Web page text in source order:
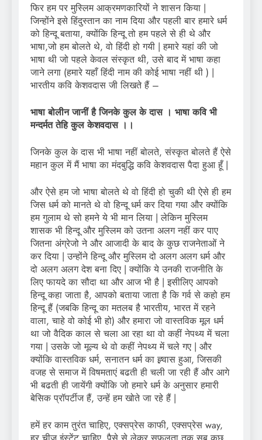
फिर हम पर मुस्लिम आक्रमणकारियों ने शासन किया |
जिन्होंने इसे हिंदुस्तान का नाम दिया और पहली बार हमारे धर्म
को हिन्दू बताया, क्योंकि हिन्दू तो हम पहले से ही थे और
भाषा,जो हम बोलते थे, वो हिंदी हो गयी | हमारे यहां की जो
भाषा थी जो पहले केवल संस्कृत थी, उसे बाद में भाषा कहा
जाने लगा (हमारे यहाँ हिंदी नाम की कोई भाषा नहीं थी ) |
भारतीय कवि केशवदास जी लिखते हैं –
भाषा बोलीन जानीं है जिनके कुल के दास । भाषा कवि भी
मन्दर्मत तेहि कुल केशवदास ।।
जिनके कुल के दास भी भाषा नहीं बोलते, संस्कृत बोलते हैं ऐसे
महान कुल में मैं भाषा का मंदबुद्धि कवि केशवदास पैदा हुआ हूँ |
और ऐसे हम जो भाषा बोलते थे वो हिंदी हो चुकी थी ऐसे ही हम
जिस धर्म को मानते थे वो हिन्दू धर्म कर दिया गया और क्योंकि
हम गुलाम थे सो हमने ये भी मान लिया | लेकिन मुस्लिम
शासक भी हिन्दू और मुस्लिम को उतना अलग नहीं कर पाए
जितना अंग्रेजो ने और आजादी के बाद के कुछ राजनेताओं ने
कर दिया | उन्होंने हिन्दू और मुस्लिम दो अलग अलग धर्म और
दो अलग अलग देश बना दिए | क्योंकि ये उनकी राजनीति के
लिए फायदे का सौदा था और आज भी है | इसीलिए आपको
हिन्दू कहा जाता है, आपको बताया जाता है कि गर्व से कहो हम
हिन्दू हैं (जबकि हिन्दू का मतलब है भारतीय, भारत में रहने
वाला, चाहे वो कोई भी हो) और हमारा जो वास्तविक मूल धर्म
था जो वैदिक काल से चला आ रहा था वो कहीं नेपथ्य में चला
गया | उसके जो मूल्य थे वो कहीं नेपथ्य में चले गए | और
क्योंकि वास्तविक धर्म, सनातन धर्म का ह्र्वास हुआ, जिसकी
वजह से समाज में विषमताएं बढती ही चली जा रही हैं और आगे
भी बढती ही जायेंगी क्योंकि जो हमारे धर्म के अनुसार हमारी
बेसिक प्रॉपर्टीज हैं, उन्हें हम खोते जा रहे हैं |
हमें हर काम तुरंत चाहिए, एक्सप्रेस काफी, एक्सप्रेस way,